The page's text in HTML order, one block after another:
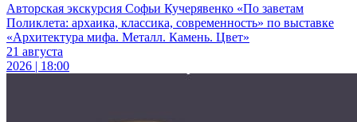
Авторская экскурсия Софьи Кучерявенко «По заветам
Поликлета: архаика, классика, современность» по выставке
«Архитектура мифа. Металл. Камень. Цвет»
21 августа
2026 | 18:00